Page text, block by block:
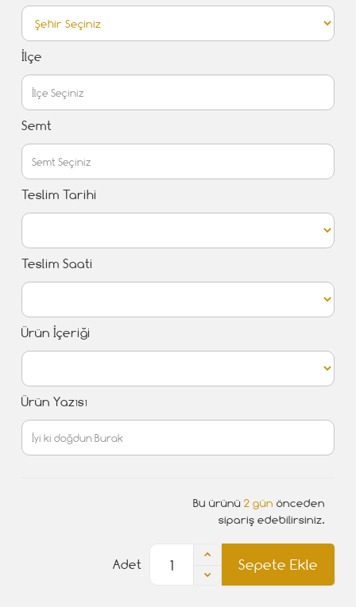
İlçe
Semt
Teslim Tarihi
Teslim Saati
Ürün İçeriği
Ürün Yazısı
Bu ürünü 2 gün önceden
sipariş edebilirsiniz.
Sepete Ekle
Adet